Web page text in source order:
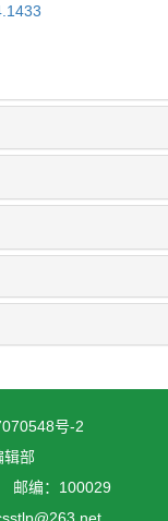
号-2
辑部
邮编：100029